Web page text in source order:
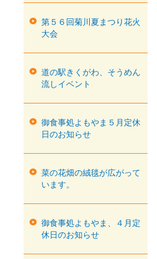
第５６回菊川夏まつり花火
大会
道の駅きくがわ、そうめん
流しイベント
御食事処よもやま５月定休
日のお知らせ
菜の花畑の絨毯が広がって
います。
御食事処よもやま、４月定
休日のお知らせ